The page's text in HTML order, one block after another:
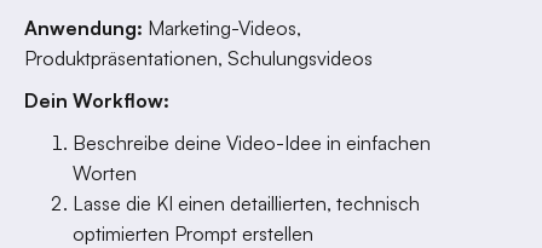
Anwendung: Marketing-Videos,
Produktpräsentationen, Schulungsvideos
Dein Workflow:
Beschreibe deine Video-Idee in einfachen
Worten
Lasse die KI einen detaillierten, technisch
optimierten Prompt erstellen